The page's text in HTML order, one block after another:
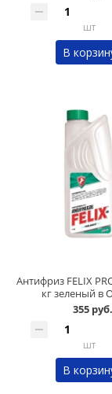
шт
В
Антифриз FELIX
кг зеленый в
355 руб.
шт
В